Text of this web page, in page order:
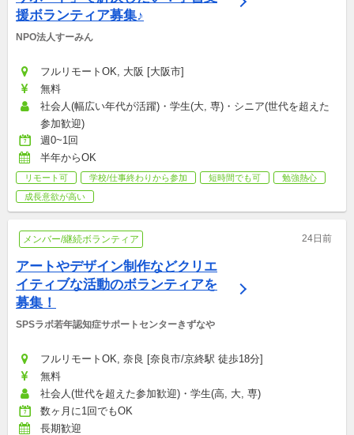
援ボランティア募集♪
NPO法人すーみん
フルリモートOK, 大阪 [大阪市]
無料
社会人(幅広い年代が活躍)・学生(大, 専)・シニア(世代を超えた
参加歓迎)
週0~1回
半年からOK
リモート可 学校/仕事終わりから参加 短時間でも可
勉強熱心
成長意欲が高い
メンバー/継続ボランティア 24日前
アートやデザイン制作などクリエ
イティブな活動のボランティアを
募集！
SPSラボ若年認知症サポートセンターきずなや
フルリモートOK, 奈良 [奈良市/京終駅 徒歩18分]
無料
社会人(世代を超えた参加歓迎)・学生(高, 大, 専)
数ヶ月に1回でもOK
長期歓迎